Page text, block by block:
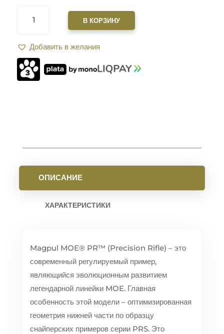
ТОВАРА
MOE®
PR™
CARBINE
STOCK
В КОРЗИНУ
Добавить в желания
ОПИСАНИЕ
ХАРАКТЕРИСТИКИ
Magpul MOE® PR™ (Precision Rifle) – это
современный регулируемый пример,
являющийся эволюционным развитием
легендарной линейки MOE. Главная
особенность этой модели – оптимизированная
геометрия нижней части по образцу
снайперских примеров серии PRS. Это